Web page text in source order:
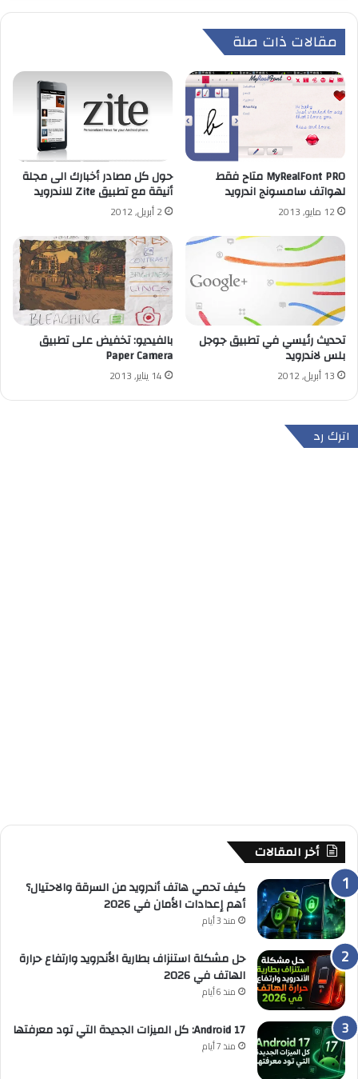
مقالات ذات صلة
MyRealFont PRO متاح فقط
لهواتف سامسونج اندرويد
12 مايو, 2013
حول كل مصادر أخبارك الى مجلة
أنيقة مع تطبيق Zite للاندرويد
2 أبريل, 2012
تحديث رئيسي في تطبيق جوجل
بلس لاندرويد
13 أبريل, 2012
بالفيديو: تخفيض على تطبيق
Paper Camera
14 يناير, 2013
اترك رد
أخر المقالات
كيف تحمي هاتف أندرويد من السرقة والاحتيال؟
أهم إعدادات الأمان في 2026
منذ 3 أيام
حل مشكلة استنزاف بطارية الأندرويد وارتفاع حرارة
الهاتف في 2026
منذ 6 أيام
Android 17: كل الميزات الجديدة التي تود معرفتها
منذ 7 أيام